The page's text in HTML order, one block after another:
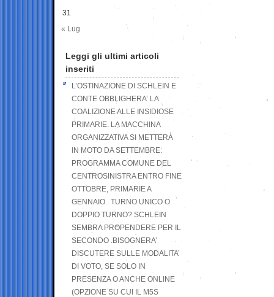
31
« Lug
Leggi gli ultimi articoli
inseriti
L’OSTINAZIONE DI SCHLEIN E
CONTE OBBLIGHERA’ LA
COALIZIONE ALLE INSIDIOSE
PRIMARIE. LA MACCHINA
ORGANIZZATIVA SI METTERÀ
IN MOTO DA SETTEMBRE:
PROGRAMMA COMUNE DEL
CENTROSINISTRA ENTRO FINE
OTTOBRE, PRIMARIE A
GENNAIO . TURNO UNICO O
DOPPIO TURNO? SCHLEIN
SEMBRA PROPENDERE PER IL
SECONDO .BISOGNERA’
DISCUTERE SULLE MODALITA’
DI VOTO, SE SOLO IN
PRESENZA O ANCHE ONLINE
(OPZIONE SU CUI IL M5S